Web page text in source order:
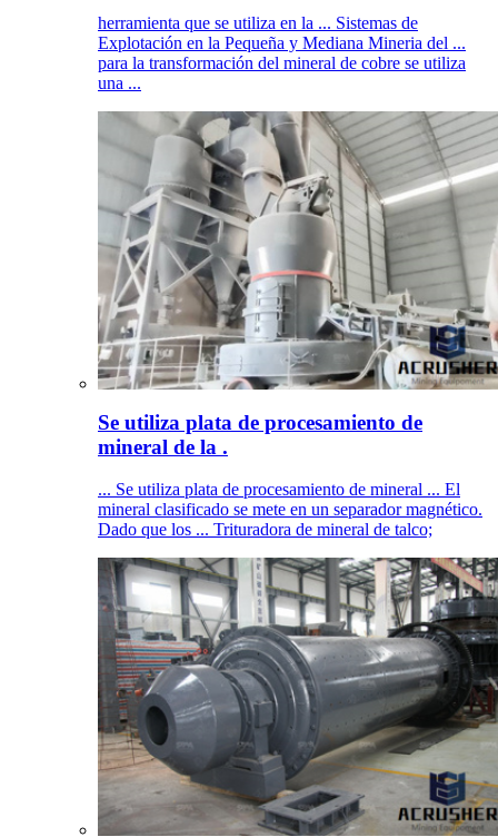
herramienta que se utiliza en la ... Sistemas de
Explotación en la Pequeña y Mediana Mineria del ...
para la transformación del mineral de cobre se utiliza
una ...
Se utiliza plata de procesamiento de
mineral de la .
... Se utiliza plata de procesamiento de mineral ... El
mineral clasificado se mete en un separador magnético.
Dado que los ... Trituradora de mineral de talco;